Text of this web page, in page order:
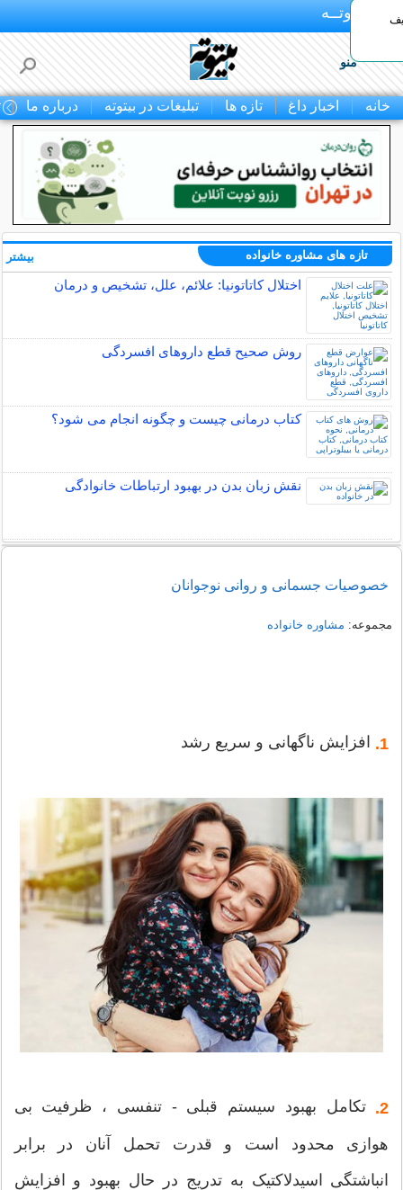
بـیتوتــه
منو
خانه اخبار داغ تازه ها تبلیغات در بیتوته درباره ما
تازه های مشاوره خانواده
اختلال کاتاتونیا: علائم، علل، تشخیص و درمان
روش صحیح قطع داروهای افسردگی
کتاب درمانی چیست و چگونه انجام می شود؟
نقش زبان بدن در بهبود ارتباطات خانوادگی
بیشتر
خصوصیات جسمانی و روانی نوجوانان
مجموعه: مشاوره خانواده
1. افزایش ناگهانی و سریع رشد
2. تکامل بهبود سیستم قبلی - تنفسی ، ظرفیت بی
هوازی محدود است و قدرت تحمل آنان در برابر
انباشتگی اسیدلاکتیک به تدریج در حال بهبود و افزایش